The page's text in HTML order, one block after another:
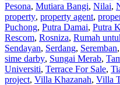
Pesona, Mutiara Bangi, Nilai,
property, property agent,
Puchong, Putra Damai, Putra
Rescom, Rosniza, Rumah
Sendayan, Serdang, Seremban,
sime darby, Sungai Merab,
Universiti, Terrace For Sale,
project, Villa Khazanah, Villa